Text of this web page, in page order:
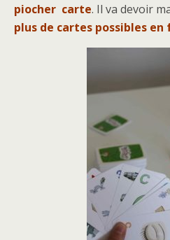
piocher carte. Il va devoir
plus de cartes possibles